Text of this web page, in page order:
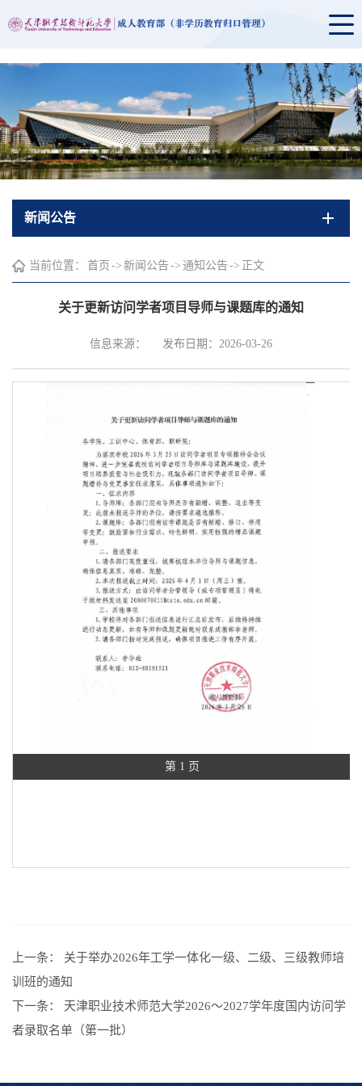
新闻公告
当前位置： 首页 -> 新闻公告 -> 通知公告 -> 正文
关于更新访问学者项目导师与课题库的通知
信息来源： 发布日期：2026-03-26
第 1 页
上一条： 关于举办2026年工学一体化一级、二级、三级教师培
训班的通知
下一条： 天津职业技术师范大学2026～2027学年度国内访问学
者录取名单（第一批）